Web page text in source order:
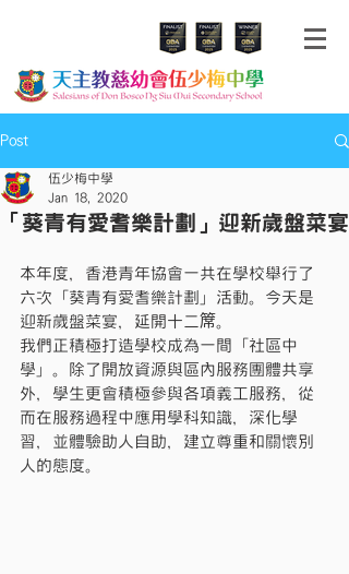
Post
「葵青有愛耆樂計劃」迎新歲盤菜宴
伍少梅中學
Jan 18, 2020
本年度，香港青年協會一共在學校舉行了
六次「葵青有愛耆樂計劃」活動。今天是
迎新歲盤菜宴，延開十二𥱊。
我們正積極打造學校成為一間「社區中
學」。除了開放資源與區內服務團體共享
外，學生更會積極參與各項義工服務，從
而在服務過程中應用學科知識，深化學
習，並體驗助人自助，建立尊重和關懷別
人的態度。